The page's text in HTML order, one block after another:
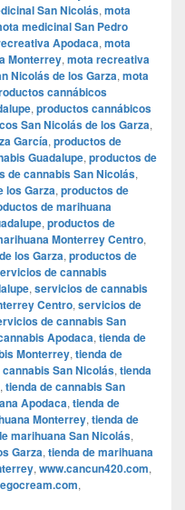
San Nicolás, mota
medicinal San Pedro
Apodaca, mota
Monterrey, mota recreativa
Nicolás de los Garza, mota
cannábicos
, productos cannábicos
San Nicolás de los Garza,
García, productos de
Guadalupe, productos de
de cannabis San Nicolás,
los Garza, productos de
de marihuana
, productos de
Monterrey Centro,
los Garza, productos de
de cannabis
, servicios de cannabis
Centro, servicios de
de cannabis San
Apodaca, tienda de
Monterrey, tienda de
San Nicolás, tienda
, tienda de cannabis San
Apodaca, tienda de
Monterrey, tienda de
marihuana San Nicolás,
Garza, tienda de marihuana
, www.cancun420.com,
,